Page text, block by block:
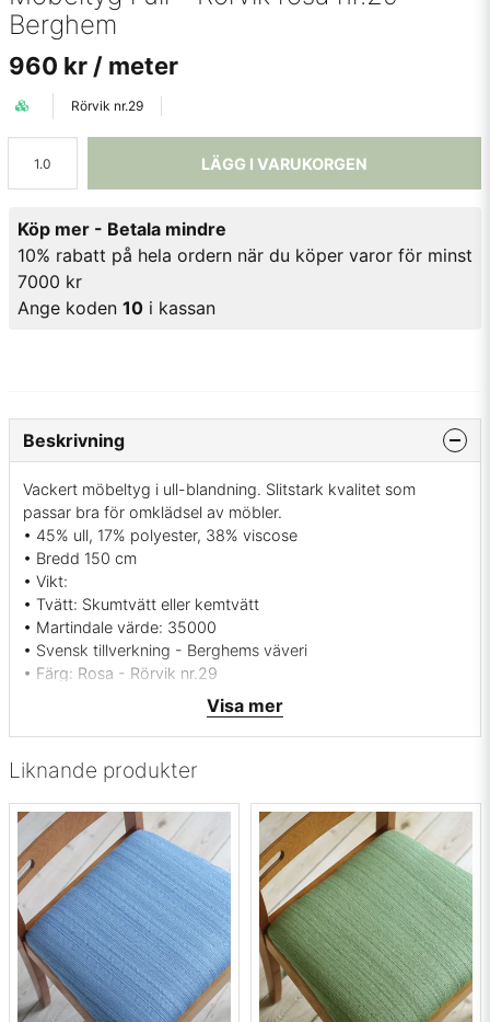
Berghem
960 kr / meter
Rörvik nr.29
LÄGG I VARUKORGEN
Köp mer - Betala mindre
10% rabatt på hela ordern när du köper varor för minst
7000 kr
Ange koden 10 i kassan
Liknande produkter
Beskrivning
Vackert möbeltyg i ull-blandning. Slitstark kvalitet som
passar bra för omklädsel av möbler.
• 45% ull, 17% polyester, 38% viscose
• Bredd 150 cm
• Vikt:
• Tvätt: Skumtvätt eller kemtvätt
• Martindale värde: 35000
• Svensk tillverkning - Berghems väveri
• Färg: Rosa - Rörvik nr.29
• Beställningsvara, ingen returrätt
• Mönsterbild: tvärgående
Vill du ha ett tygprov? maila mig på
Visa mer